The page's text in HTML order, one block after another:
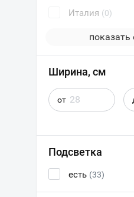
Италия (0)
показать
Ширина, см
от
Подсветка
есть (33)